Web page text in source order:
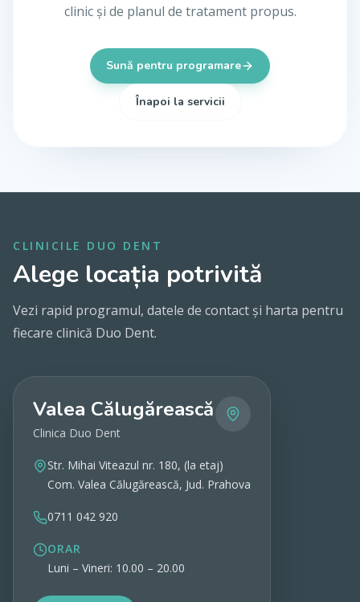
clinic și de planul de tratament propus.
Sună pentru programare
Înapoi la servicii
CLINICILE DUO DENT
Alege locația potrivită
Vezi rapid programul, datele de contact și harta pentru
fiecare clinică Duo Dent.
Valea Călugărească
Clinica Duo Dent
Str. Mihai Viteazul nr. 180, (la etaj)
Com. Valea Călugărească, Jud. Prahova
0711 042 920
ORAR
Luni – Vineri: 10.00 – 20.00